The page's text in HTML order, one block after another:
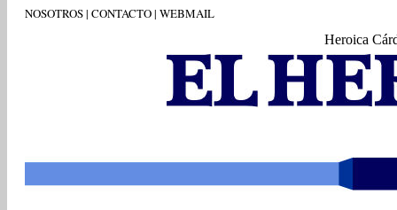
NOSOTROS| CONTACTO| WEBMAIL
Heroica